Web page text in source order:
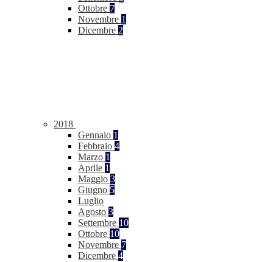
Ottobre 7
Novembre 1
Dicembre 2
2018
Gennaio 1
Febbraio 4
Marzo 1
Aprile 1
Maggio 3
Giugno 5
Luglio
Agosto 3
Settembre 10
Ottobre 10
Novembre 7
Dicembre 4